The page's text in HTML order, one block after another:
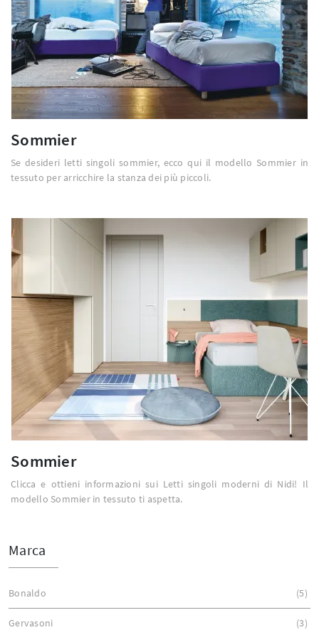
Sommier
Se desideri letti singoli sommier, ecco qui il modello Sommier in
tessuto per arricchire la stanza dei più piccoli.
Sommier
Clicca e ottieni informazioni sui Letti singoli moderni di Nidi! Il
modello Sommier in tessuto ti aspetta.
Marca
Bonaldo 5
Gervasoni 3